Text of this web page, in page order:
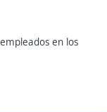
en los